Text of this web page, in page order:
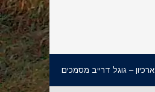
ארכיון – גוגל דרייב מסמכים